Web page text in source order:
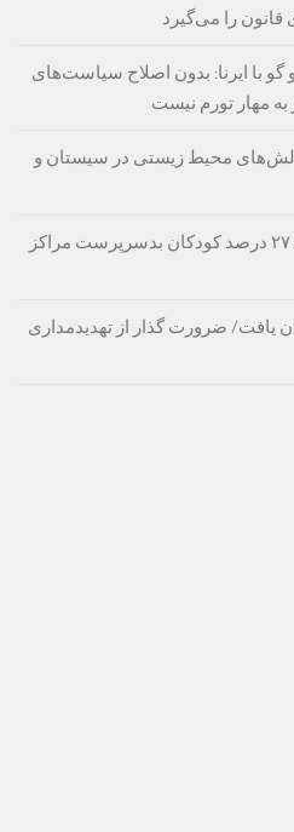
قانون را می‌گیرد
با ایرنا: بدون اصلاح سیاست‌های
به مهار تورم نیست
محیط زیستی در سیستان و
در گفت‌وگو با ایرنا اعلام شد؛ ۲۷ درصد کودکان بدسرپرست مراکز
یافت/ ضرورت گذار از تهدیدمداری